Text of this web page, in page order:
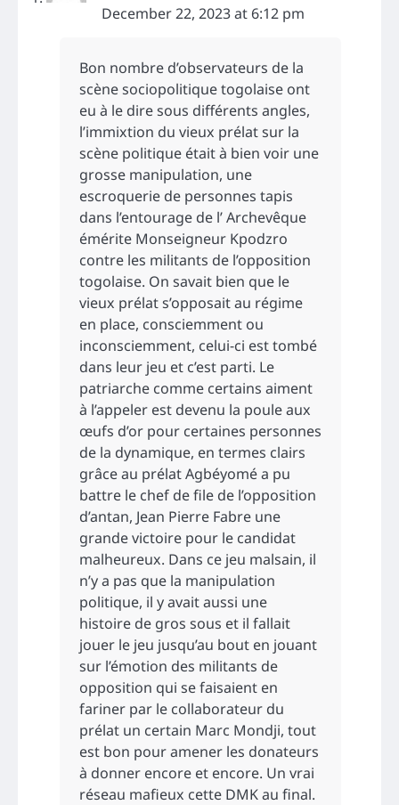
December 22, 2023 at 6:12 pm
Bon nombre d’observateurs de la
scène sociopolitique togolaise ont
eu à le dire sous différents angles,
l’immixtion du vieux prélat sur la
scène politique était à bien voir une
grosse manipulation, une
escroquerie de personnes tapis
dans l’entourage de l’ Archevêque
émérite Monseigneur Kpodzro
contre les militants de l’opposition
togolaise. On savait bien que le
vieux prélat s’opposait au régime
en place, consciemment ou
inconsciemment, celui-ci est tombé
dans leur jeu et c’est parti. Le
patriarche comme certains aiment
à l’appeler est devenu la poule aux
œufs d’or pour certaines personnes
de la dynamique, en termes clairs
grâce au prélat Agbéyomé a pu
battre le chef de file de l’opposition
d’antan, Jean Pierre Fabre une
grande victoire pour le candidat
malheureux. Dans ce jeu malsain, il
n’y a pas que la manipulation
politique, il y avait aussi une
histoire de gros sous et il fallait
jouer le jeu jusqu’au bout en jouant
sur l’émotion des militants de
opposition qui se faisaient en
fariner par le collaborateur du
prélat un certain Marc Mondji, tout
est bon pour amener les donateurs
à donner encore et encore. Un vrai
réseau mafieux cette DMK au final.